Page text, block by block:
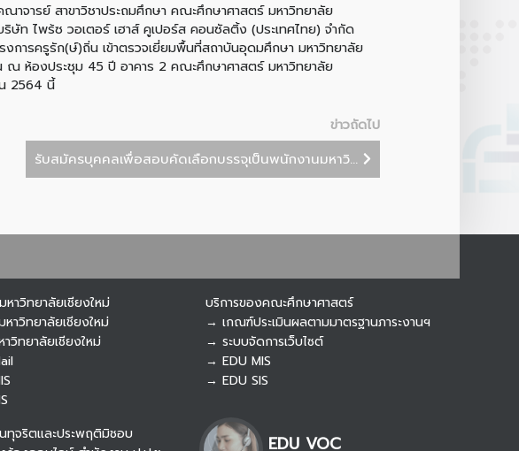
ารย์ สาขาวิชาประถมศึกษา คณะศึกษาศาสตร์ มหาวิทยาลัย
ษัท ไพร้ซ วอเตอร์ เฮาส์ คูเปอร์ส คอนซัลติ้ง (ประเทศไทย) จำกัด
งการครูรัก(ษ์)ถิ่น เข้าตรวจเยี่ยมพื้นที่สถาบันอุดมศึกษา มหาวิทยาลัย
ณ ห้องประชุม 45 ปี อาคาร 2 คณะศึกษาศาสตร์ มหาวิทยาลัย
น 2564 นี้
ข่าวถัดไป
รับสมัครบุคคลเพื่อสอบคัดเลือกบรรจุเป็นพนักงานมหาวิ...
หาวิทยาลัยเชียงใหม่
าวิทยาลัยเชียงใหม่
วิทยาลัยเชียงใหม่
บริการของคณะศึกษาศาสตร์
→ เกณฑ์ประเมินผลตามมาตรฐานภาระงานฯ
→ ระบบจัดการเว็บไซต์
→ EDU MIS
→ EDU SIS
ทุจริตและประพฤติมิชอบ
EDU VOC